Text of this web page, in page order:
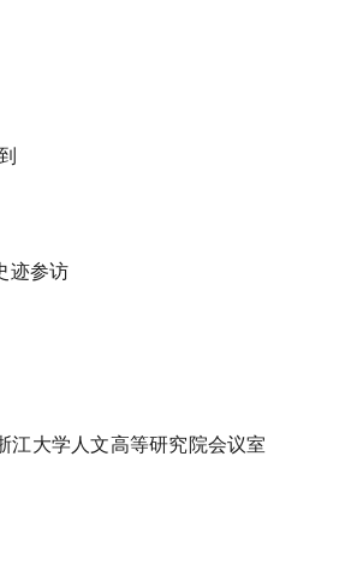
迹参访
江大学人文高等研究院会议室